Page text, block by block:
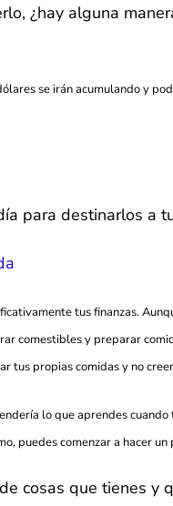
¿hay alguna
se irán acumulando y
para destinarlos a
tus finanzas.
y preparar
tus propias comidas y no
lo que aprendes
puedes comenzar a hacer
cosas que tienes y